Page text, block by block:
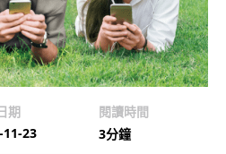
期
11-23
閱讀時間
3分鐘